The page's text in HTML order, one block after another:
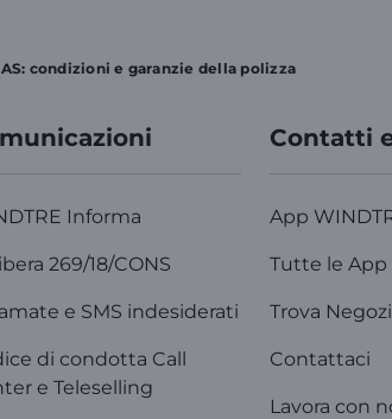
condizioni e garanzie della polizza
Informa
269/18/CONS
e SMS indesiderati
di condotta Call
e Teleselling
Contatti
App
Tutte le App
Trova
Contattaci
Lavora con